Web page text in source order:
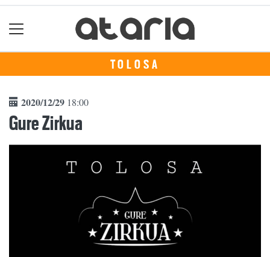
TOLOSA
2020/12/29 18:00
Gure Zirkua